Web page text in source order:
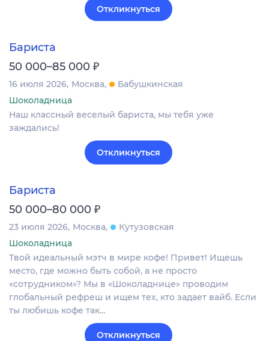
Откликнуться
Бариста
50 000–85 000 ₽
16 июля 2026 Москва
Бабушкинская
Шоколадница
Наш классный веселый бариста, мы тебя уже
заждались!
Откликнуться
Бариста
50 000–80 000 ₽
23 июля 2026 Москва
Кутузовская
Шоколадница
Твой идеальный мэтч в мире кофе! Привет! Ищешь
место, где можно быть собой, а не просто
«сотрудником»? Мы в «Шоколаднице» проводим
глобальный рефреш и ищем тех, кто задает вайб. Если
ты любишь кофе так…
Откликнуться